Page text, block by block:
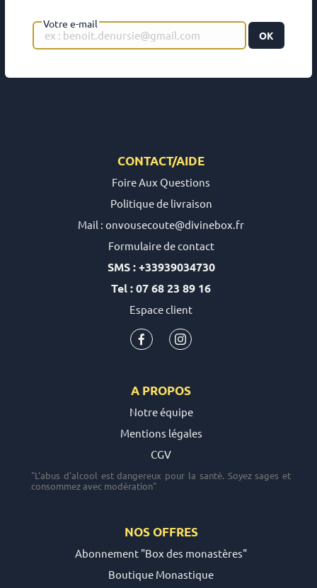
Votre e-mail
OK
CONTACT/AIDE
Foire Aux Questions
Politique de livraison
Mail : onvousecoute@divinebox.fr
Formulaire de contact
SMS : +33939034730
Tel : 07 68 23 89 16
Espace client
A PROPOS
Notre équipe
Mentions légales
CGV
"L'abus d'alcool est dangereux pour la santé. Soyez sages et
consommez avec modération"
NOS OFFRES
Abonnement "Box des monastères"
Boutique Monastique